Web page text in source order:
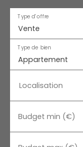
Vente
Type d'offre
Appartement
Type de bien
Localisation
Budget min (€)